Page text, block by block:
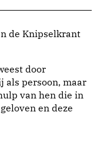
de Knipselkrant
door
als persoon, maar
van hen die in
en deze